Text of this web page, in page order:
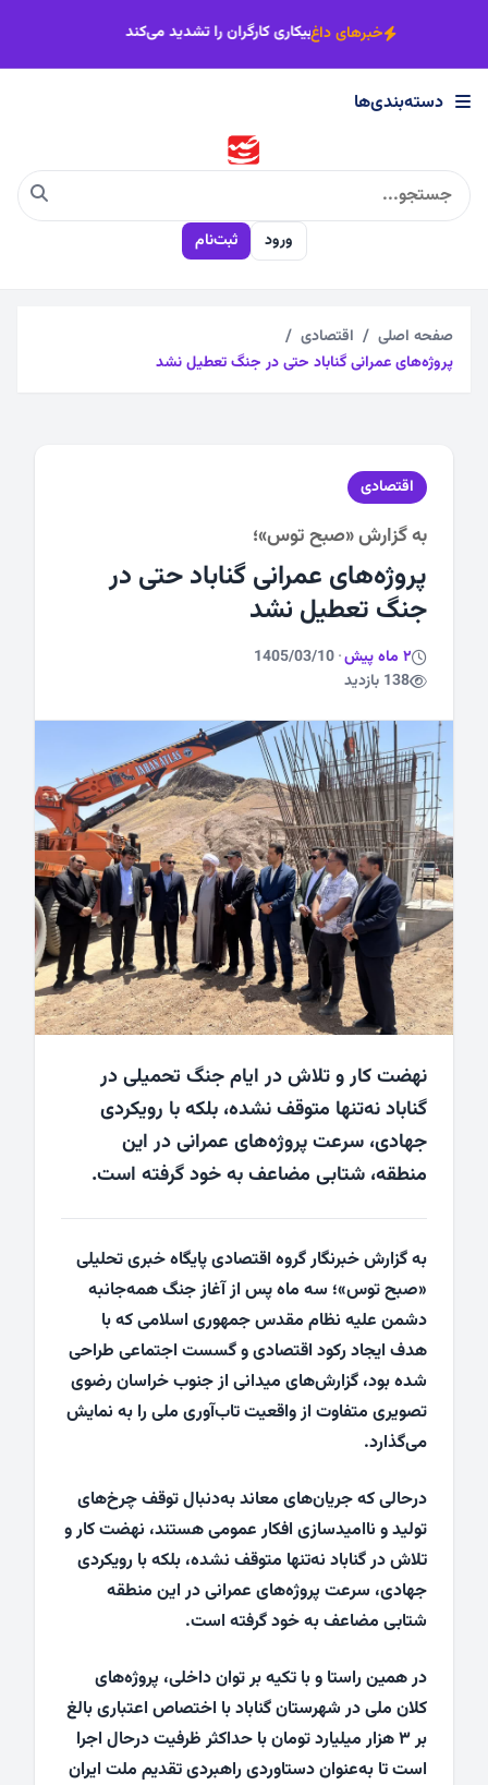
×
دسته‌بندی‌ها
اجتماعی
چندرسانه
فرهنگی
ورزشی
خبرهای داغ
بین‌المللی شطرنج در آسیا رکود مسکن، بیکاری کارگران را تشدید
دسته‌بندی‌ها
ورود ثبت‌نام
صفحه اصلی
اقتصادی
پروژه‌های عمرانی گناباد حتی در جنگ تعطیل نشد
اقتصادی
به گزارش «صبح توس»؛
پروژه‌های عمرانی گناباد حتی در
جنگ تعطیل نشد
2 ماه پیش ·
1405/03/10
138 بازدید
نهضت کار و تلاش در ایام جنگ تحمیلی در
گناباد نه‌تنها متوقف نشده، بلکه با رویکردی
جهادی، سرعت پروژه‌های عمرانی در این
منطقه، شتابی مضاعف به خود گرفته است.
به گزارش خبرنگار گروه اقتصادی پایگاه خبری تحلیلی
«صبح توس»؛ سه ماه پس از آغاز جنگ همه‌جانبه
دشمن علیه نظام مقدس جمهوری اسلامی که با
هدف ایجاد رکود اقتصادی و گسست اجتماعی طراحی
شده بود، گزارش‌های میدانی از جنوب خراسان رضوی
تصویری متفاوت از واقعیت تاب‌آوری ملی را به نمایش
می‌گذارد.
درحالی که جریان‌های معاند به‌دنبال توقف چرخ‌های
تولید و ناامیدسازی افکار عمومی هستند، نهضت کار و
تلاش در گناباد نه‌تنها متوقف نشده، بلکه با رویکردی
جهادی، سرعت پروژه‌های عمرانی در این منطقه
شتابی مضاعف به خود گرفته است.
در همین راستا و با تکیه بر توان داخلی، پروژه‌های
کلان ملی در شهرستان گناباد با اختصاص اعتباری بالغ
بر ۳ هزار میلیارد تومان با حداکثر ظرفیت درحال اجرا
است تا به‌عنوان دستاوردی راهبردی تقدیم ملت ایران